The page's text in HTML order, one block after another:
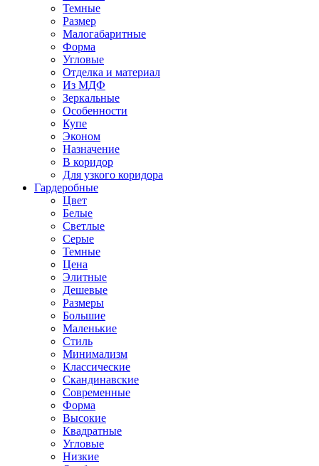
Темные
Размер
Малогабаритные
Форма
Угловые
Отделка и материал
Из МДФ
Зеркальные
Особенности
Купе
Эконом
Назначение
В коридор
Для узкого коридора
Гардеробные
Цвет
Белые
Светлые
Серые
Темные
Цена
Элитные
Дешевые
Размеры
Большие
Маленькие
Стиль
Минимализм
Классические
Скандинавские
Современные
Форма
Высокие
Квадратные
Угловые
Низкие